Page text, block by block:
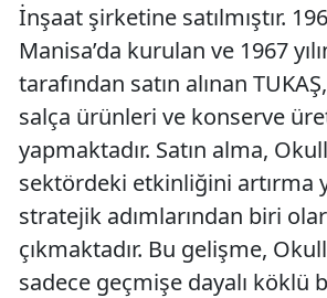
İnşaat şirketine satılmıştır.
Manisa’da kurulan ve 1967
tarafından satın alınan
salça ürünleri ve konserve
yapmaktadır. Satın alma,
sektördeki etkinliğini artırma
stratejik adımlarından biri
çıkmaktadır. Bu gelişme,
sadece geçmişe dayalı köklü